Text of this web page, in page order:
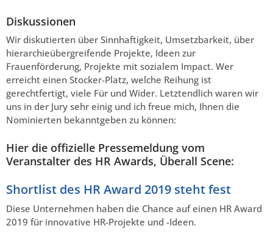
Diskussionen
Wir diskutierten über Sinnhaftigkeit, Umsetzbarkeit, über
hierarchieübergreifende Projekte, Ideen zur
Frauenförderung, Projekte mit sozialem Impact. Wer
erreicht einen Stocker-Platz, welche Reihung ist
gerechtfertigt, viele Für und Wider. Letztendlich waren wir
uns in der Jury sehr einig und ich freue mich, Ihnen die
Nominierten bekanntgeben zu können:
Hier die offizielle Pressemeldung vom
Veranstalter des HR Awards, Überall Scene:
Shortlist des HR Award 2019 steht fest
Diese Unternehmen haben die Chance auf einen HR Award
2019 für innovative HR-Projekte und -Ideen.